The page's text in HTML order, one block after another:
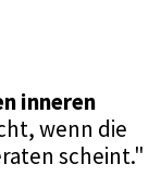
inneren
wenn die
scheint."